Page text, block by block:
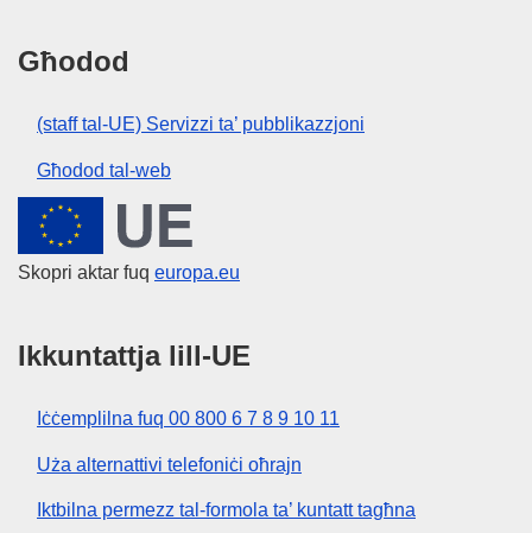
Għodod
(staff tal-UE) Servizzi ta’ pubblikazzjoni
Għodod tal-web
Unjoni Ewropea
Skopri aktar fuq europa.eu
Ikkuntattja lill-UE
Iċċemplilna fuq 00 800 6 7 8 9 10 11
Uża alternattivi telefoniċi oħrajn
Iktbilna permezz tal-formola ta’ kuntatt tagħna